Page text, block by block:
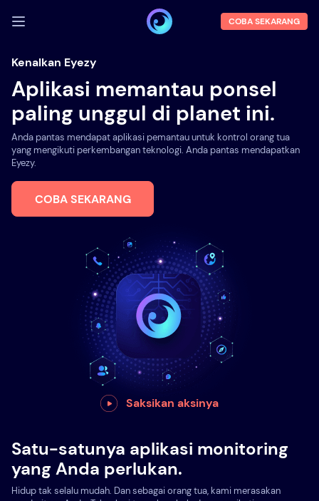
MASUK
Demo
Fitur
Tentang kami
COBA SEKARANG
Kenalkan Eyezy
Aplikasi memantau ponsel
paling unggul di planet ini.
Anda pantas mendapat aplikasi pemantau untuk kontrol orang tua
yang mengikuti perkembangan teknologi. Anda pantas mendapatkan
Eyezy.
COBA SEKARANG
Saksikan aksinya
Satu-satunya aplikasi monitoring
yang Anda perlukan.
Hidup tak selalu mudah. Dan sebagai orang tua, kami merasakan